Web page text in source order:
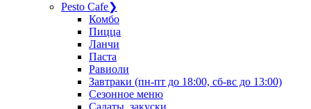
Pesto Cafe❯
Комбо
Пицца
Ланчи
Паста
Равиоли
Завтраки (пн-пт до 18:00, сб-вс до 13:00)
Сезонное меню
Салаты, закуски